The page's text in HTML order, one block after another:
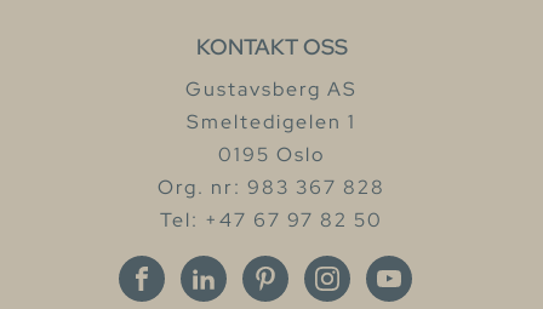
KONTAKT OSS
Gustavsberg AS
Smeltedigelen 1
0195 Oslo
Org. nr: 983 367 828
Tel: +47 67 97 82 50